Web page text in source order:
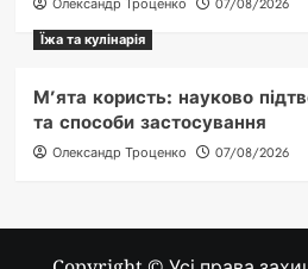
Їжа та кулінарія
М’ята користь: науково
та способи застосування
Олександр Троценко 07/08/2026